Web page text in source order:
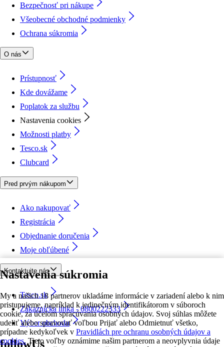
Nastavenia súkromia
My a našich 18 partnerov ukladáme informácie v zariadení alebo k nim
pristupujeme, napríklad k jedinečným identifikátorom v súboroch
cookie, za účelom spracúvania osobných údajov. Svoj súhlas môžete
udeliť alebo spravovať voľbou Prijať alebo Odmietnuť všetko,
prípadne kedykoľvek v Pravidlách pre ochranu osobných údajov a
cookies. Tieto voľby oznámime našim partnerom a neovplyvnia údaje
Bezpečnosť pri nákupe
Všeobecné obchodné podmienky
Ochrana súkromia
O nás
Prístupnosť
Kde dovážame
Poplatok za službu
Nastavenia cookies
Možnosti platby
Tesco.sk
Clubcard
Pred prvým nákupom
Ako nakupovať
Registrácia
Objednanie doručenia
Moje obľúbené
Kontaktujte nás
Tesco.sk
Zákaznícka linka - 0800222333
Výber obchodu
followUs